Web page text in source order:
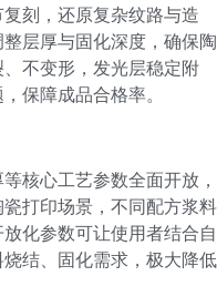
刻，还原复杂纹路与造
层厚与固化深度，确保陶
不变形，发光层稳定附
保障成品合格率。
核心工艺参数全面开放，
打印场景，不同配方浆料
化参数可让使用者结合自
结、固化需求，极大降低